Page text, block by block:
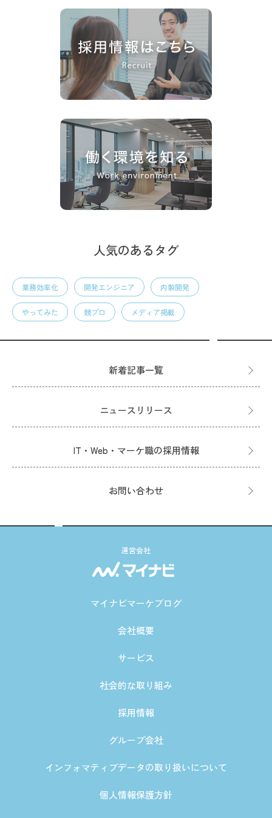
人気のあるタグ
業務効率化 開発エンジニア 内製開発
やってみた 競プロ メディア掲載
新着記事一覧
ニュースリリース
IT・Web・マーケ職の採用情報
お問い合わせ
運営会社
マイナビマーケブログ
会社概要
サービス
社会的な取り組み
採用情報
グループ会社
インフォマティブデータの取り扱いについて
個人情報保護方針